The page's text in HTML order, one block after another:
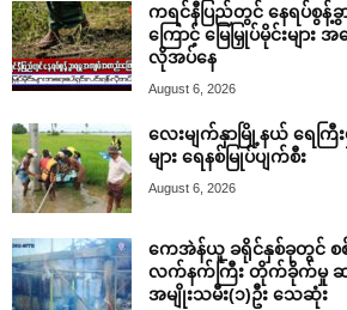
ကရင်နီပြည်တွင် နေရပ်စွန့်
ကြောင့် မြေမြှုပ်မိုင်းများ
လိုအပ်နေ
August 6, 2026
လေးမျက်နှာမြို့နယ် ရေကြီ
များ ရေနစ်မြုပ်ပျက်စီး
August 6, 2026
ကေအဲန်ယူ ခရိုင်နှစ်ခုတွင် စ
လက်နက်ကြီး တိုက်ခိုက်မှု
အမျိုးသမီး(၁)ဦး သေဆုံး